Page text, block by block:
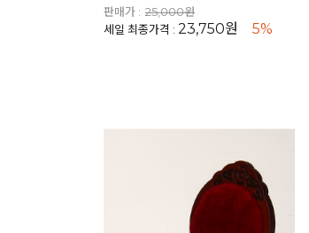
판매가 : 25,000원
세일 최종가격 : 23,750원 5%